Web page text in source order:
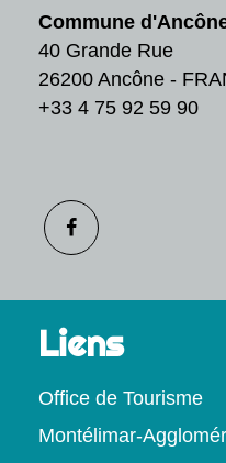
Commune
40 Grande Rue
26200 Ancône -
+33 4 75 92 59 90
Liens
Office de Tourisme
Montélimar-